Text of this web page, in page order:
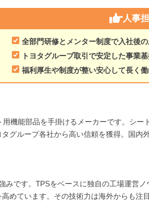
人事
全部門研修とメンター制度で入社後
トヨタグループ取引で安定した事業
福利厚生や制度が整い安心して長く
機能部品を手掛けるメーカーです。シ
グループ各社から高い信頼を獲得。国内
みです。TPSをベースに独自の工場運営
めています。その技術力は海外からも注